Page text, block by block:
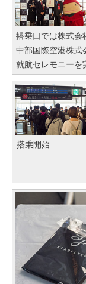
搭乗口では株式会
中部国際空港株式
就航セレモニーを
搭乗開始